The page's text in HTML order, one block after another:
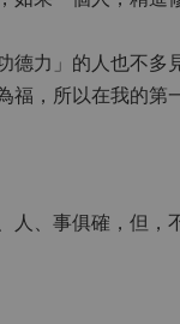
力」的人也不多
，所以在我的第
、事俱確，但